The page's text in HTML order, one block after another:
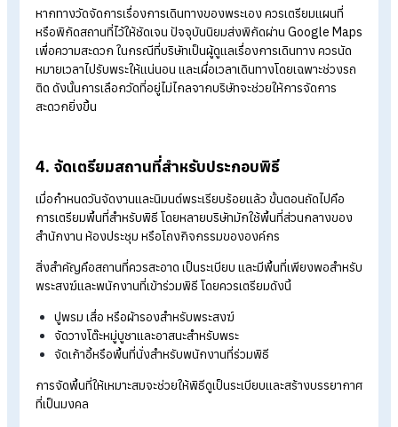
2. แจ้งพนักงานให้ทราบกำหนดการ
เมื่อกำหนดวัน เวลา และสถานที่จัดพิธีเรียบร้อยแล้ว ฝ่ายบุคคลควร
แจ้งรายละเอียดให้พนักงานรับทราบล่วงหน้า อาจส่งอีเมลประกาศ
ภายใน หรือแจ้งผ่านช่องทางสื่อสารของบริษัท เช่น กลุ่มไลน์องค์
สำคัญขององค์กร
3. นิมนต์พระสงฆ์มาประกอบพิธี
บริษัทสามารถติดต่อวัดที่ใกล้บริษัท เพื่อนิมนต์พระสงฆ์มาประกอบ
โดยนิยมจำนวน 5 รูป หรือ 9 รูป ซึ่งถือเป็นเลขมงคล
การนิมนต์พระสามารถเข้าไปติดต่อที่วัดโดยตรง พร้อมแจ้งราย
ละเอียดสำคัญ ได้แก่
วันและเวลาที่จัดพิธี
สถานที่จัดงานทำบุญบริษัท